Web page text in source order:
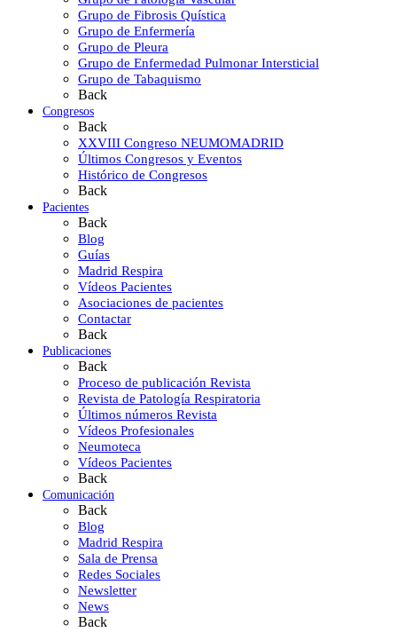
Grupo de Fibrosis Quística
Grupo de Enfermería
Grupo de Pleura
Grupo de Enfermedad Pulmonar Intersticial
Grupo de Tabaquismo
Back
Congresos
Back
XXVIII Congreso NEUMOMADRID
Últimos Congresos y Eventos
Histórico de Congresos
Back
Pacientes
Back
Blog
Guías
Madrid Respira
Vídeos Pacientes
Asociaciones de pacientes
Contactar
Back
Publicaciones
Back
Proceso de publicación Revista
Revista de Patología Respiratoria
Últimos números Revista
Vídeos Profesionales
Neumoteca
Vídeos Pacientes
Back
Comunicación
Back
Blog
Madrid Respira
Sala de Prensa
Redes Sociales
Newsletter
News
Back